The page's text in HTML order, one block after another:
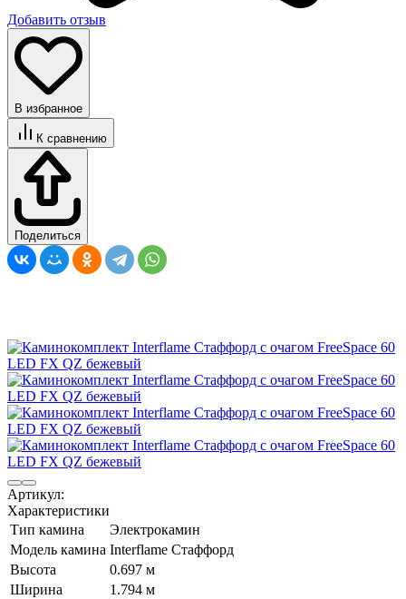
Добавить отзыв
В избранное
К сравнению
Поделиться
Артикул:
Характеристики
Тип камина
Электрокамин
Модель камина Interflame Стаффорд
Высота
0.697 м
Ширина
1.794 м